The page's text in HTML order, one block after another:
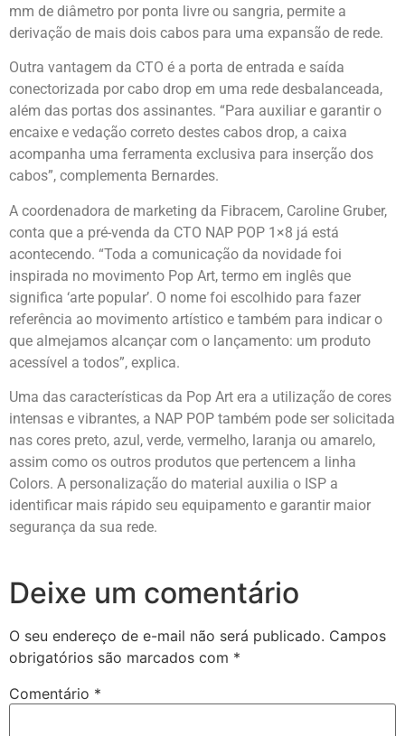
mm de diâmetro por ponta livre ou sangria, permite a
derivação de mais dois cabos para uma expansão de rede.
Outra vantagem da CTO é a porta de entrada e saída
conectorizada por cabo drop em uma rede desbalanceada,
além das portas dos assinantes. “Para auxiliar e garantir o
encaixe e vedação correto destes cabos drop, a caixa
acompanha uma ferramenta exclusiva para inserção dos
cabos”, complementa Bernardes.
A coordenadora de marketing da Fibracem, Caroline Gruber,
conta que a pré-venda da CTO NAP POP 1×8 já está
acontecendo. “Toda a comunicação da novidade foi
inspirada no movimento Pop Art, termo em inglês que
significa ‘arte popular’. O nome foi escolhido para fazer
referência ao movimento artístico e também para indicar o
que almejamos alcançar com o lançamento: um produto
acessível a todos”, explica.
Uma das características da Pop Art era a utilização de cores
intensas e vibrantes, a NAP POP também pode ser solicitada
nas cores preto, azul, verde, vermelho, laranja ou amarelo,
assim como os outros produtos que pertencem a linha
Colors. A personalização do material auxilia o ISP a
identificar mais rápido seu equipamento e garantir maior
segurança da sua rede.
Deixe um comentário
O seu endereço de e-mail não será publicado. Campos
obrigatórios são marcados com *
Comentário *